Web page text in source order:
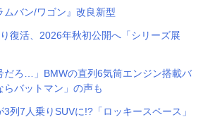
ムバン/ワゴン』改良新型
復活、2026年秋初公開へ「シリーズ展
だろ…」BMWの直列6気筒エンジン搭載バ
らバットマン」の声も
列7人乗りSUVに!?「ロッキースペース」